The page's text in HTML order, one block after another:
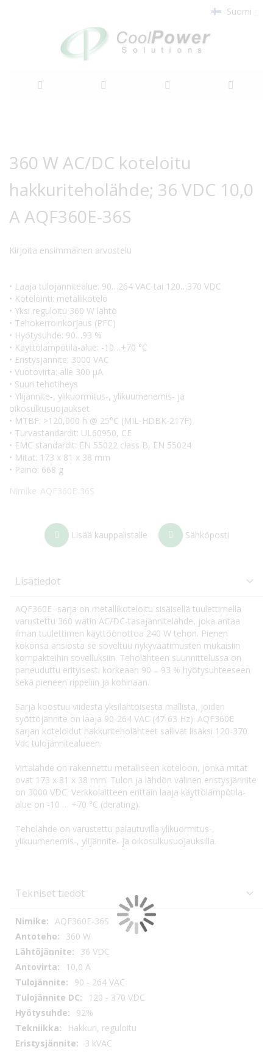
Suomi
loppuun
alkuun
360 W AC/DC koteloitu
hakkuriteholähde; 36 VDC 10,0
A AQF360E-36S
Kirjoita ensimmäinen arvostelu
• Laaja tulojännitealue: 90…264 VAC tai 120…370 VDC
• Kotelointi: metallikotelo
• Yksi reguloitu 360 W lähtö
• Tehokerroinkorjaus (PFC)
• Hyötysuhde: 90…93 %
• Käyttölämpötila-alue: -10…+70 °C
• Eristysjännite: 3000 VAC
• Vuotovirta: alle 300 µA
• Suuri tehotiheys
• Ylijännite-, ylikuormitus-, ylikuumenemis- ja
oikosulkusuojaukset
• MTBF: >120,000 h @ 25°C (MIL-HDBK-217F)
• Turvastandardit: UL60950, CE
• EMC standardit: EN 55022 class B, EN 55024
• Mitat: 173 x 81 x 38 mm
• Paino: 668 g
Nimike AQF360E-36S
Lisää kauppalistalle Sähköposti
Lisätiedot
AQF360E -sarja on metallikoteloitu sisäisellä tuulettimella
varustettu 360 watin AC/DC-tasajännitelähde, joka antaa
ilman tuulettimen käyttöönottoa 240 W tehon. Pienen
kokonsa ansiosta se soveltuu nykyvaatimusten mukaisiin
kompakteihin sovelluksiin. Teholähteen suunnittelussa on
paneuduttu erityisesti korkeaan 90 – 93 % hyötysuhteeseen
sekä pieneen rippeliin ja kohinaan.
Sarja koostuu viidestä yksilähtöisestä mallista, joiden
syöttöjännite on laaja 90-264 VAC (47-63 Hz). AQF360E
sarjan koteloidut hakkuriteholähteet sallivat lisäksi 120-370
Vdc tulojännitealueen.
Virtalähde on rakennettu metalliseen koteloon, jonka mitat
ovat 173 x 81 x 38 mm. Tulon ja lähdön välinen eristysjännite
on 3000 VDC. Verkkolaitteen erittäin laaja käyttölämpötila-
alue on -10 … +70 °C (derating).
Teholähde on varustettu palautuvilla ylikuormitus-,
ylikuumenemis-, ylijännite- ja oikosulkusuojauksilla.
Tekniset tiedot
Tekniset
tiedot
AQF360E-36S
360 W
36 VDC
10,0 A
90 - 264 VAC
120 - 370 VDC
92%
Hakkuri, reguloitu
3 kVAC